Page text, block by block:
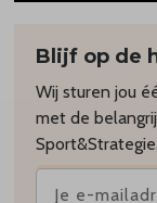
Blijf op de
Wij sturen jou
met de
Sport&Strategie.